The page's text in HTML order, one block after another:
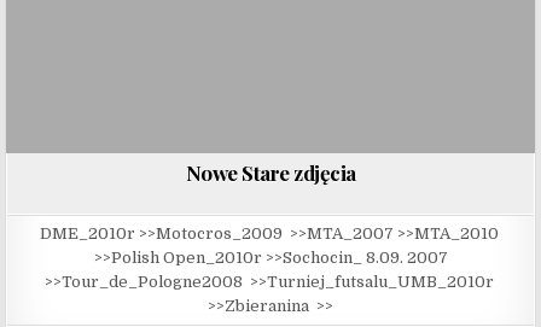
Nowe Stare zdjęcia
DME_2010r >>Motocros_2009 >>MTA_2007 >>MTA_2010
>>Polish Open_2010r >>Sochocin_ 8.09. 2007
>>Tour_de_Pologne2008 >>Turniej_futsalu_UMB_2010r
>>Zbieranina >>